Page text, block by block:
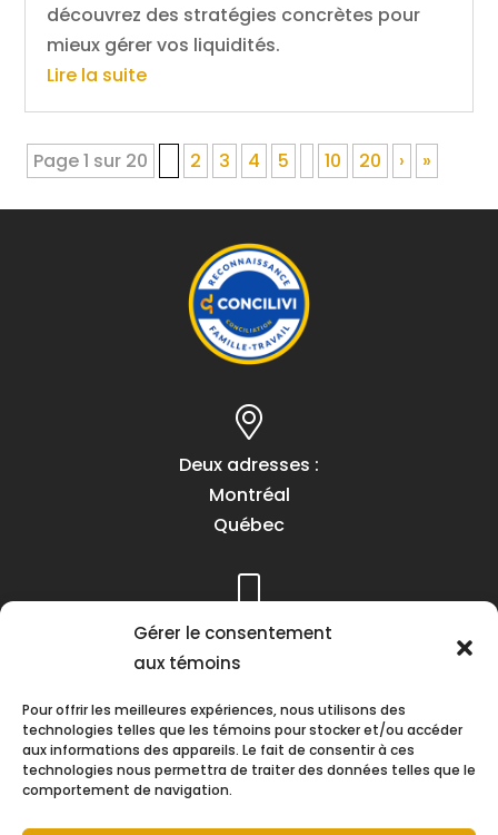
Gérer le consentement
aux témoins
Pour offrir les meilleures expériences, nous utilisons des
technologies telles que les témoins pour stocker et/ou accéder
aux informations des appareils. Le fait de consentir à ces
technologies nous permettra de traiter des données telles que le
comportement de navigation.
découvrez des stratégies concrètes pour
mieux gérer vos liquidités.
Lire la suite
Page 1 sur 20 2 3 4 5 10 20 › »
Deux adresses :
Montréal
Québec
Téléphone :
(418) 622-1001
Heures d’ouverture :